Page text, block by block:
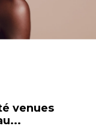
venues